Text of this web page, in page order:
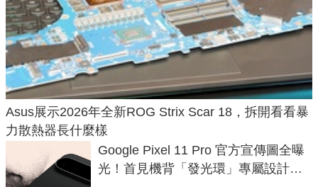
Asus展示2026年全新ROG Strix Scar 18，拆開看看暴
力散熱器長什麼樣
Google Pixel 11 Pro 官方宣傳圖全曝
光！首見機背「發光環」專屬設計、